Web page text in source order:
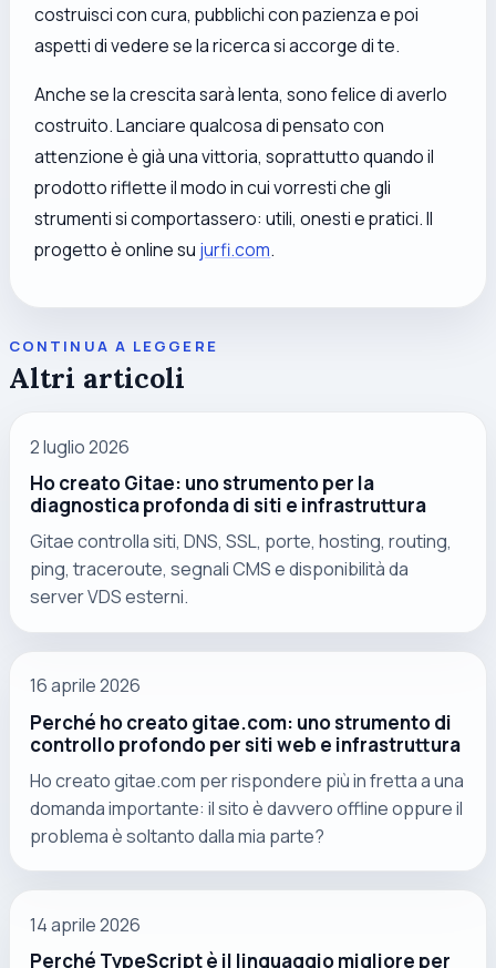
costruisci con cura, pubblichi con pazienza e poi
aspetti di vedere se la ricerca si accorge di te.
Anche se la crescita sarà lenta, sono felice di averlo
costruito. Lanciare qualcosa di pensato con
attenzione è già una vittoria, soprattutto quando il
prodotto riflette il modo in cui vorresti che gli
strumenti si comportassero: utili, onesti e pratici. Il
progetto è online su jurfi.com.
CONTINUA A LEGGERE
Altri articoli
2 luglio 2026
Ho creato Gitae: uno strumento per la
diagnostica profonda di siti e infrastruttura
Gitae controlla siti, DNS, SSL, porte, hosting, routing,
ping, traceroute, segnali CMS e disponibilità da
server VDS esterni.
16 aprile 2026
Perché ho creato gitae.com: uno strumento di
controllo profondo per siti web e infrastruttura
Ho creato gitae.com per rispondere più in fretta a una
domanda importante: il sito è davvero offline oppure il
problema è soltanto dalla mia parte?
14 aprile 2026
Perché TypeScript è il linguaggio migliore per